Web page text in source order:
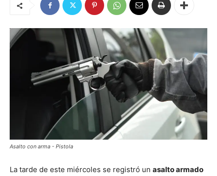
Asalto con arma - Pistola
La tarde de este miércoles se registró un asalto armado